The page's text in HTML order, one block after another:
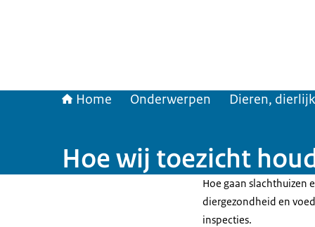
Home Onderwerpen Dieren,
Hoe wij toezicht
Hoe gaan slachthuizen
diergezondheid en
inspecties.